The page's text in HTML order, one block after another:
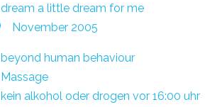
dream a little dream for me
November 2005
beyond human behaviour
Massage
kein alkohol oder drogen vor 16:00 uhr